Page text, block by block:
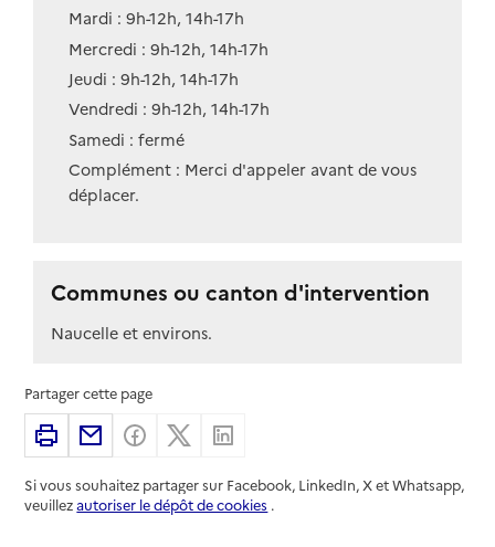
Mardi : 9h-12h, 14h-17h
Mercredi : 9h-12h, 14h-17h
Jeudi : 9h-12h, 14h-17h
Vendredi : 9h-12h, 14h-17h
Samedi : fermé
Complément : Merci d'appeler avant de vous
déplacer.
Communes ou canton d'intervention
Naucelle et environs.
Partager cette page
ImprimerPartager par email
Partager sur Facebook
Partager sur X
Si vous souhaitez partager sur Facebook, LinkedIn, X et Whatsapp,
veuillezautoriser le dépôt de cookies .